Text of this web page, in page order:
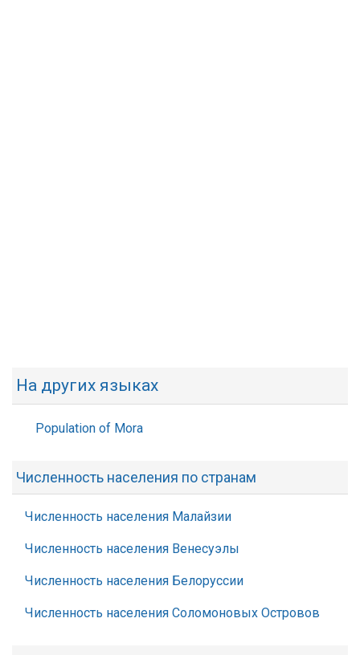
На других языках
Population of Mora
Численность населения по странам
Численность населения Малайзии
Численность населения Венесуэлы
Численность населения Белоруссии
Численность населения Соломоновых Островов